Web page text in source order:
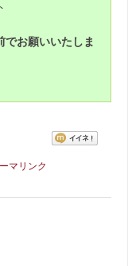
でお願いいたしま
マリンク